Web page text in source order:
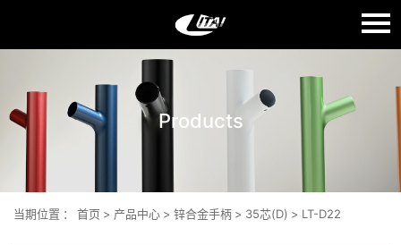
语言： English
产品中心
Products
当期位置 ： 首页 > 产品中心 > 锌合金手柄 > 35芯(D) > LT-D22